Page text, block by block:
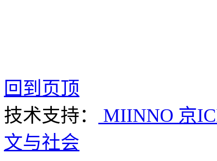
回到页顶
技术支持：
MIINNO 京
文与社会